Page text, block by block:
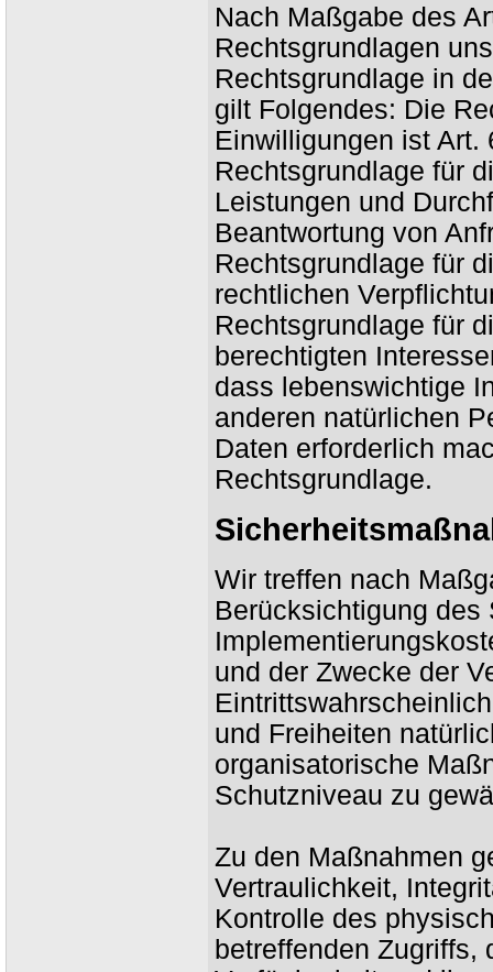
Nach Maßgabe des
Rechtsgrundlagen
Rechtsgrundlage in
gilt Folgendes: Die
Einwilligungen ist Art.
Rechtsgrundlage für
Leistungen und
Beantwortung von
Rechtsgrundlage für
rechtlichen
Rechtsgrundlage für
berechtigten
dass lebenswichtige
anderen natürlichen
Daten erforderlich
Rechtsgrundlage.
Wir treffen nach
Berücksichtigung des
und der Zwecke der
und Freiheiten
organisatorische
Schutzniveau zu
Zu den Maßnahmen
Vertraulichkeit,
Kontrolle des
betreffenden Zugriffs,